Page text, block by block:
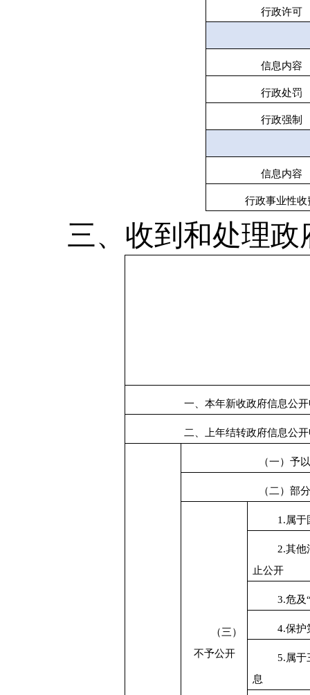
行政许可
信息内容
行政处罚
行政强制
信息内容
行政事业性收
三、收到和处理
一、本年新收政府信息公
二、上年结转政府信息公
（一）予
（二）部
（三）
不予公开
1.属于
2.其他
止公开
3.危及
4.保护
5.属于
息